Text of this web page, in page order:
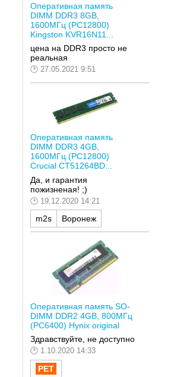
Оперативная память
DIMM DDR3 8GB,
1600МГц (PC12800)
Kingston KVR16N11...
цена на DDR3 просто не
реальная
27.05.2021 9:51
Оперативная память
DIMM DDR3 4GB,
1600МГц (PC12800)
Crucial CT51264BD...
Да, и гарантия
пожизненая! ;)
19.12.2020 14:21
m2s Воронеж
Оперативная память SO-
DIMM DDR2 4GB, 800МГц
(PC6400) Hynix original
Здравствуйте, не доступно
1.10.2020 14:33